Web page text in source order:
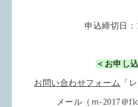
申込締切日
＜お申し
お問い合わせフォーム 「
メール（ｍ-2017＠